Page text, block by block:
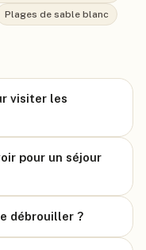
Plages de sable blanc
visiter les
pour un séjour
débrouiller ?